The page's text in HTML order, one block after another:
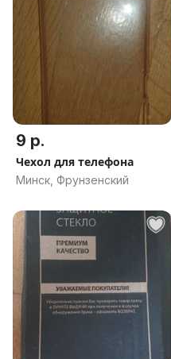
9 р.
Чехол для телефона
Минск, Фрунзенский